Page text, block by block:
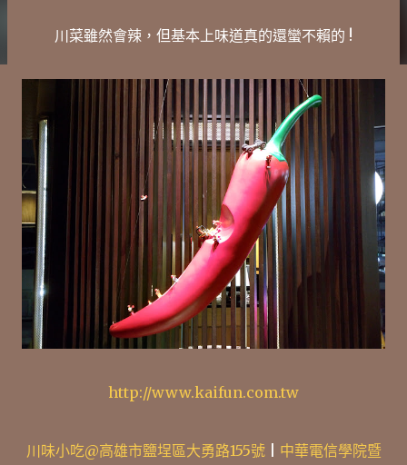
川菜雖然會辣，但基本上味道真的還蠻不賴的 !
http://www.kaifun.com.tw
川味小吃@高雄市鹽埕區大勇路155號| 中華電信學院暨